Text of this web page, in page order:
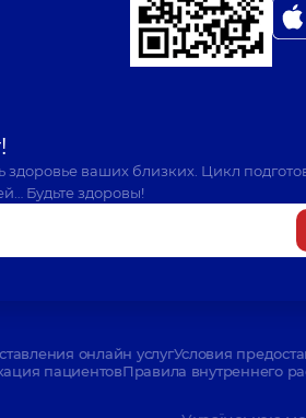
ваших близких. Цикл
Будьте здоровы!
онлайн услугУсловия
пациентовПравила внутреннего